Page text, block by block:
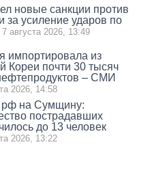
новые санкции против
за усиление ударов по
7 августа 2026, 13:49
импортировала из
Кореи почти 30 тысяч
– СМИ
2026, 14:58
рф на Сумщину:
пострадавших
до 13 человек
2026, 13:22